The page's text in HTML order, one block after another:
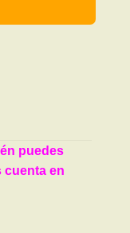
puedes
cuenta en